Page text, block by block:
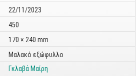
22/11/2023
450
170 × 240 mm
Μαλακό εξώφυλλο
Γκλαβά Μαίρη